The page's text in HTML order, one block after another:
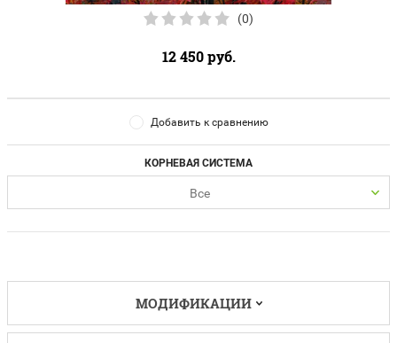
(0)
12 450руб.
Добавить к сравнению
КОРНЕВАЯ СИСТЕМА
Все
МОДИФИКАЦИИ